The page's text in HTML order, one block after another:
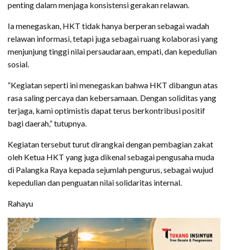
penting dalam menjaga konsistensi gerakan relawan.
Ia menegaskan, HKT tidak hanya berperan sebagai wadah
relawan informasi, tetapi juga sebagai ruang kolaborasi yang
menjunjung tinggi nilai persaudaraan, empati, dan kepedulian
sosial.
“Kegiatan seperti ini menegaskan bahwa HKT dibangun atas
rasa saling percaya dan kebersamaan. Dengan soliditas yang
terjaga, kami optimistis dapat terus berkontribusi positif
bagi daerah,” tutupnya.
Kegiatan tersebut turut dirangkai dengan pembagian zakat
oleh Ketua HKT yang juga dikenal sebagai pengusaha muda
di Palangka Raya kepada sejumlah pengurus, sebagai wujud
kepedulian dan penguatan nilai solidaritas internal.
Rahayu